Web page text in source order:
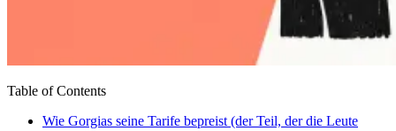
Table of Contents
Wie Gorgias seine Tarife bepreist (der Teil, der die Leute